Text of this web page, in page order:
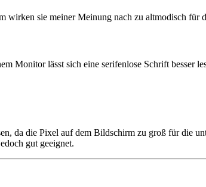
wirken sie meiner Meinung nach zu altmodisch für
Monitor lässt sich eine serifenlose Schrift besser
da die Pixel auf dem Bildschirm zu groß für die
gut geeignet.